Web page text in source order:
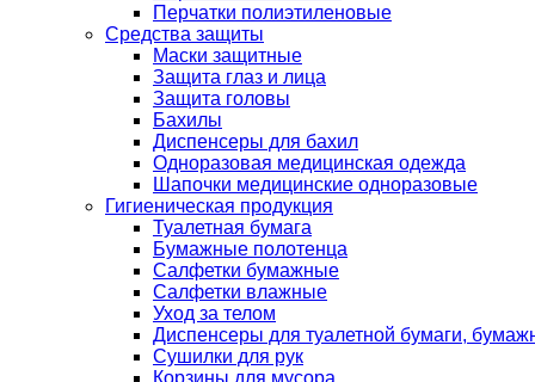
Перчатки полиэтиленовые
Средства защиты
Маски защитные
Защита глаз и лица
Защита головы
Бахилы
Диспенсеры для бахил
Одноразовая медицинская одежда
Шапочки медицинские одноразовые
Гигиеническая продукция
Туалетная бумага
Бумажные полотенца
Салфетки бумажные
Салфетки влажные
Уход за телом
Диспенсеры для туалетной бумаги,
Сушилки для рук
Корзины для мусора